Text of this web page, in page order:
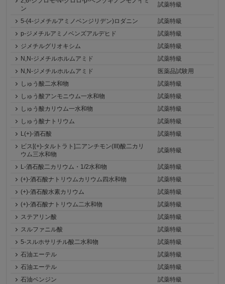
ン
試薬特級
5-(4-ジメチルアミノベンジリデン)ロダニン
試薬特級
p-ジメチルアミノベンズアルデヒド
試薬特級
ジメチルグリオキシム
試薬特級
N,N-ジメチルホルムアミド
試薬特級
N,N-ジメチルホルムアミド
医薬品試験用
しゅう酸二水和物
試薬特級
しゅう酸アンモニウム一水和物
試薬特級
しゅう酸カリウム一水和物
試薬特級
しゅう酸ナトリウム
試薬特級
L(+)-酒石酸
試薬特級
ビス[(+)-タルトラト]二アンチモン(III)酸二カリ
ウム三水和物
試薬特級
L-酒石酸二カリウム・1/2水和物
試薬特級
(+)-酒石酸ナトリウムカリウム四水和物
試薬特級
(+)-酒石酸水素カリウム
試薬特級
(+)-酒石酸ナトリウム二水和物
試薬特級
ステアリン酸
試薬特級
スルファニル酸
試薬特級
5-スルホサリチル酸二水和物
試薬特級
石油エーテル
試薬特級
石油エーテル
試薬特級
石油ベンジン
試薬特級